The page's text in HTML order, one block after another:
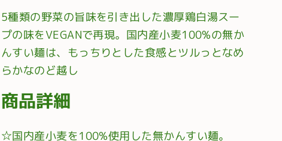
5種類の野菜の旨味を引き出した濃厚鶏白湯スー
プの味をVEGANで再現。国内産小麦100%の無か
んすい麺は、もっちりとした食感とツルっとなめ
らかなのど越し
商品詳細
☆国内産小麦を100%使用した無かんすい麺。